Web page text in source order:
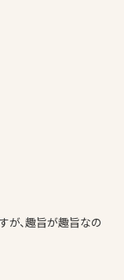
が、趣旨が趣旨なの